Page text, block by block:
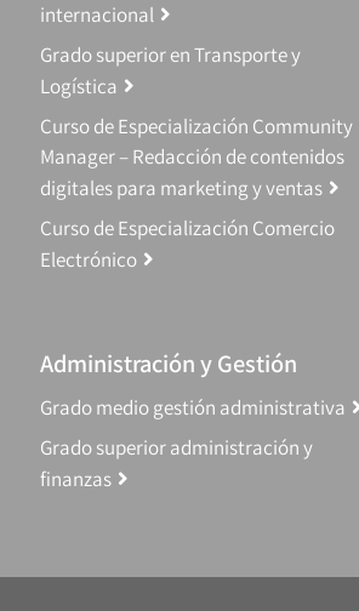
internacional
Grado superior en Transporte y
Logística
Curso de Especialización Community
Manager – Redacción de contenidos
digitales para marketing y ventas
Curso de Especialización Comercio
Electrónico
Administración y Gestión
Grado medio gestión administrativa
Grado superior administración y
finanzas